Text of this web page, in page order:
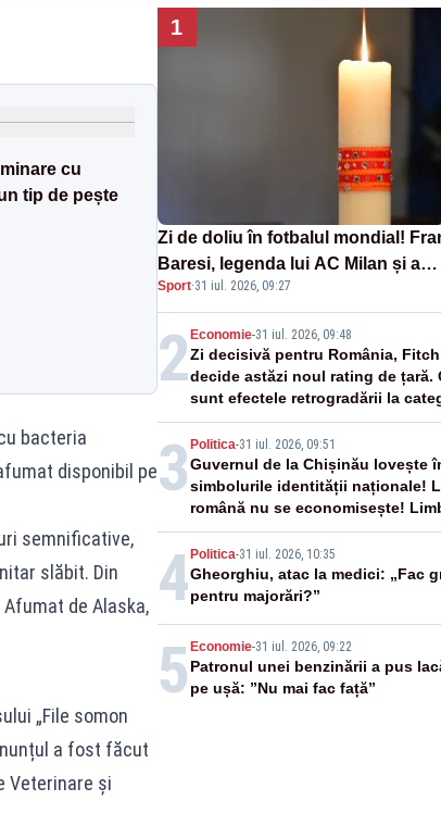
cu
tip de pește
bacteria
disponibil pe
semnificative,
slăbit. Din
de Alaska,
„File somon
a fost făcut
Veterinare și
1
Zi de doliu în fotbalul mondial!
Baresi, legenda lui AC Milan și a
naționalei Italiei, a murit
Sport·31 iul. 2026, 09:27
2 Economie-31 iul. 2026, 09:48
Zi decisivă pentru România, Fitch
decide astăzi noul rating de țară.
sunt efectele retrogradării la
„junk”
3 Politica-31 iul. 2026, 09:51
Guvernul de la Chișinău lovește
simbolurile identității naționale!
română nu se economisește!
română se sărbătorește!
4 Politica-31 iul. 2026, 10:35
Gheorghiu, atac la medici: „Fac
pentru majorări?”
5 Economie-31 iul. 2026, 09:22
Patronul unei benzinării a pus
pe ușă: ”Nu mai fac față”